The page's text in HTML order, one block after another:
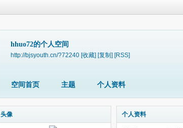
hhuo72的个人空间
http://bjsyouth.cn/?72240 [收藏] [复制] [RSS]
空间首页 主题 个人资料
头像 个人资料